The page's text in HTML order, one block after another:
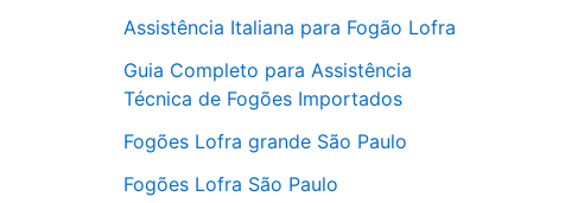
Assistência Italiana para Fogão Lofra
Guia Completo para Assistência
Técnica de Fogões Importados
Fogões Lofra grande São Paulo
Fogões Lofra São Paulo